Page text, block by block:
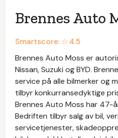
Brennes Auto
Smartscore: ☆4.5
Brennes Auto Moss er
Nissan, Suzuki og BYD.
service på alle bilmerker og
tilbyr konkurransedyktige
Brennes Auto Moss har 47-
Bedriften tilbyr salg av bil,
servicetjenester,